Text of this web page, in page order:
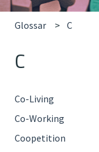
Glossar C
C
Co-Living
Co-Working
Coopetition